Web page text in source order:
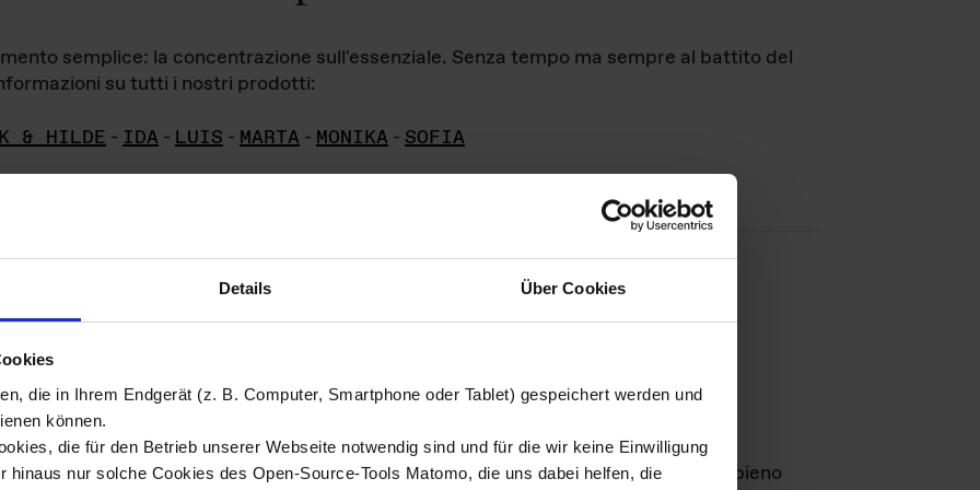
Details Über Cookies
die in Ihrem Endgerät (z. B. Computer, Smartphone oder Tablet) gespeichert werden und
können.
die für den Betrieb unserer Webseite notwendig sind und für die wir keine Einwilligung
hinaus nur solche Cookies des Open-Source-Tools Matomo, die uns dabei helfen, die
semplice: la concentrazione sull'essenziale. Senza tempo ma sempre al battito del
su tutti i nostri prodotti:
& HILDE - IDA - LUIS - MARTA - MONIKA - SOFIA
di immagini
materiale fotografico sono detenuti daDas ganze LebenGmbH e rimangono in pieno